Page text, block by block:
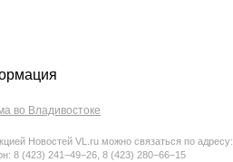
во Владивостоке
Новостей VL.ru можно связаться по адресу:
8 (423) 241−49−26, 8 (423) 280−66−15